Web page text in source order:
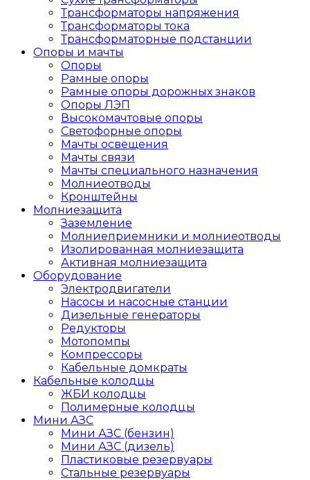
Трансформаторы напряжения
Трансформаторы тока
Трансформаторные подстанции
Опоры и мачты
Опоры
Рамные опоры
Рамные опоры дорожных знаков
Опоры ЛЭП
Высокомачтовые опоры
Светофорные опоры
Мачты освещения
Мачты связи
Мачты специального назначения
Молниеотводы
Кронштейны
Молниезащита
Заземление
Молниеприемники и молниеотводы
Изолированная молниезащита
Активная молниезащита
Оборудование
Электродвигатели
Насосы и насосные станции
Дизельные генераторы
Редукторы
Мотопомпы
Компрессоры
Кабельные домкраты
Кабельные колодцы
ЖБИ колодцы
Полимерные колодцы
Мини АЗС
Мини АЗС (бензин)
Мини АЗС (дизель)
Пластиковые резервуары
Стальные резервуары